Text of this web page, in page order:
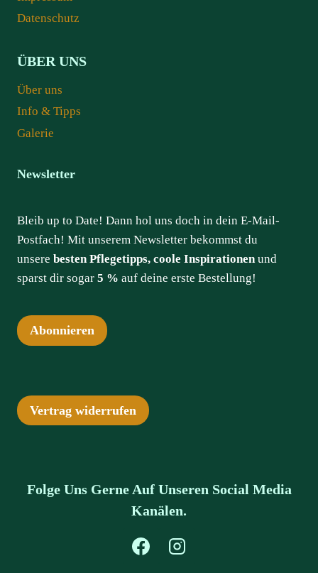
Datenschutz
ÜBER UNS
Über uns
Info & Tipps
Galerie
Newsletter
Bleib up to Date! Dann hol uns doch in dein E-Mail-
Postfach! Mit unserem Newsletter bekommst du
unsere besten Pflegetipps, coole Inspirationenund
sparst dir sogar 5 % auf deine erste Bestellung!
Abonnieren
Vertrag widerrufen
Folge Uns Gerne Auf Unseren Social Media
Kanälen.